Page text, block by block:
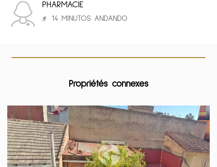
PHARMACIE
14 MINUTOS ANDANDO
Propriétés connexes